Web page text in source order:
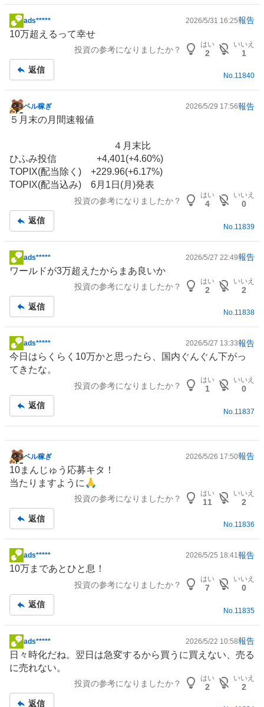
掲
示
事
ads***** 2026/5/31 16:25報告
10万超えるって幸せ
投資の参考になりましたか？
はい
2
いいえ
1
返信
No.11840
掲
示
事
ベル稼ぎ 2026/5/29 17:56報告
５月末の月間速報値
４月末比
ひふみ投信 +4,401(+4.60%)
TOPIX(配当除く) +229.96(+6.17%)
TOPIX(配当込み) 6月1日(月)発表
投資の参考になりましたか？
はい
4
いいえ
0
返信
No. 11839
掲
示
事
ads***** 2026/5/27 22:49報告
ワールドが3万超えたからまあ良いか
投資の参考になりましたか？
はい
2
いいえ
2
返信
No.11838
掲
示
板
ads***** 2026/5/27 13:33報告
今日はらくらく10万かと思ったら、国内ぐんぐん下がっ
てきたな。
投資の参考になりましたか？
はい
1
いいえ
0
返信
No. 11837
掲
示
板
ベル稼ぎ 2026/5/26 17:50報告
10まんじゅう応募キタ！
当たりますように🙏
投資の参考になりましたか？
はい
11
いいえ
2
返信
No.11836
掲
示
事
ads***** 2026/5/25 18:41報告
10万まであとひと息！
投資の参考になりましたか？
はい
7
いいえ
0
返信
No. 11835
掲
示
板
ads***** 2026/5/22 10:58報告
日々時化だね。翌日は急変するから買うに買えない、売る
に売れない。
投資の参考になりましたか？
はい
2
いいえ
2
返信